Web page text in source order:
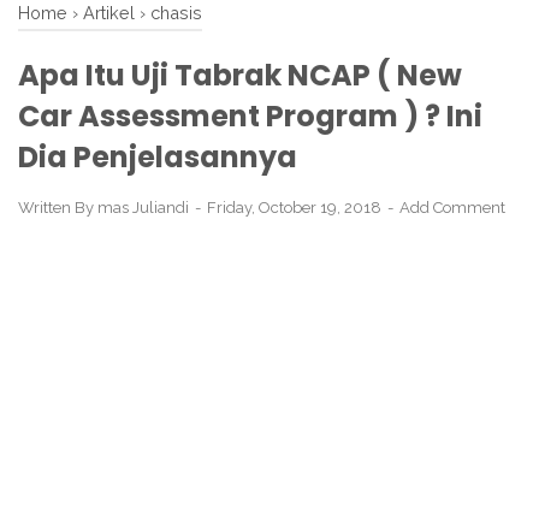
Home › Artikel › chasis
Apa Itu Uji Tabrak NCAP ( New
Car Assessment Program ) ? Ini
Dia Penjelasannya
Written By mas Juliandi Friday, October 19, 2018 Add Comment